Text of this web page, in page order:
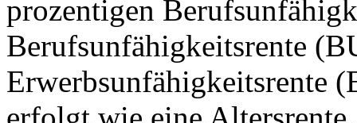
prozentigen
Berufsunfähigkeitsrente
Erwerbsunfähigkeitsrente